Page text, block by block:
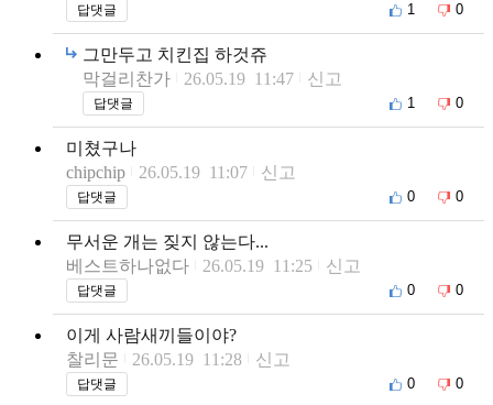
답댓글 1 0
그만두고 치킨집 하것쥬
막걸리찬가
26.05.19 11:47 신고
답댓글 1 0
미쳤구나
chipchip
26.05.19 11:07 신고
답댓글 0 0
무서운 개는 짖지 않는다...
베스트하나없다
26.05.19 11:25 신고
답댓글 0 0
이게 사람새끼들이야?
찰리문
26.05.19 11:28 신고
답댓글 0 0